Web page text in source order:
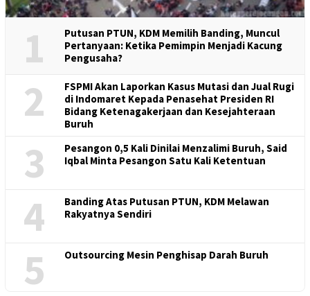
1
Putusan PTUN, KDM Memilih Banding, Muncul
Pertanyaan: Ketika Pemimpin Menjadi Kacung
Pengusaha?
2
FSPMI Akan Laporkan Kasus Mutasi dan Jual Rugi
di Indomaret Kepada Penasehat Presiden RI
Bidang Ketenagakerjaan dan Kesejahteraan
Buruh
3
Pesangon 0,5 Kali Dinilai Menzalimi Buruh, Said
Iqbal Minta Pesangon Satu Kali Ketentuan
4
Banding Atas Putusan PTUN, KDM Melawan
Rakyatnya Sendiri
5 Outsourcing Mesin Penghisap Darah Buruh